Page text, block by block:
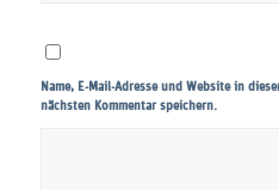
Name, E-Mail-Adresse und Website in
nächsten Kommentar speichern.